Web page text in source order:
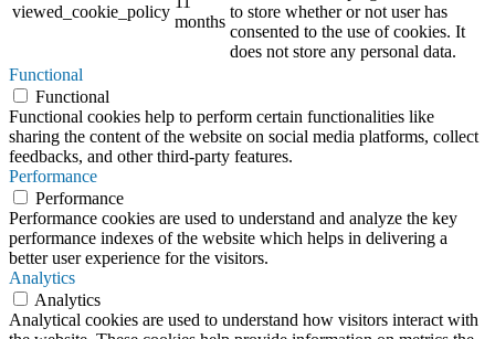
viewed_cookie_policy
months
to store whether or not user has
consented to the use of cookies. It
does not store any personal data.
Functional
Functional
Functional cookies help to perform certain functionalities like
sharing the content of the website on social media platforms, collect
feedbacks, and other third-party features.
Performance
Performance
Performance cookies are used to understand and analyze the key
performance indexes of the website which helps in delivering a
better user experience for the visitors.
Analytics
Analytics
Analytical cookies are used to understand how visitors interact with